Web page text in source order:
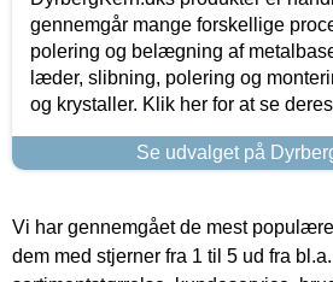
gennemgår mange forskellige
polering og belægning af
læder, slibning, polering og
og krystaller. Klik her for at se
Se udvalget på
Vi har gennemgået de mest
dem med stjerner fra 1 til 5 ud fra